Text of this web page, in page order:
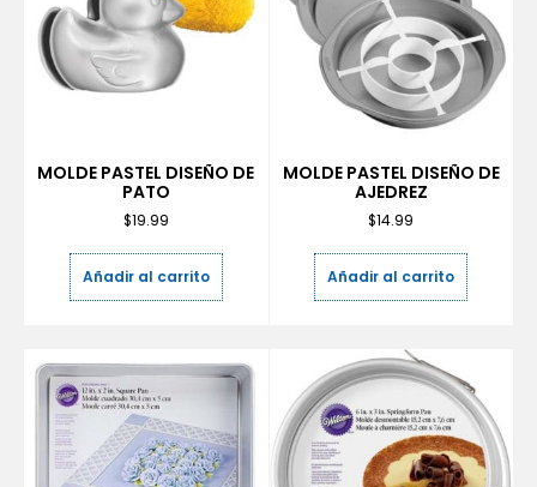
MOLDE PASTEL DISEÑO DE
PATO
$19.99
Añadir al carrito
MOLDE PASTEL DISEÑO DE
AJEDREZ
$14.99
Añadir al carrito